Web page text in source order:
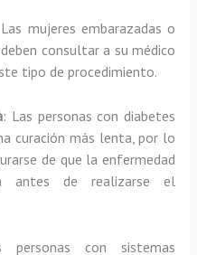
mujeres embarazadas o
consultar a su médico
tipo de procedimiento.
: Las personas con diabetes
curación más lenta, por lo
de que la enfermedad
antes de realizarse el
personas con sistemas